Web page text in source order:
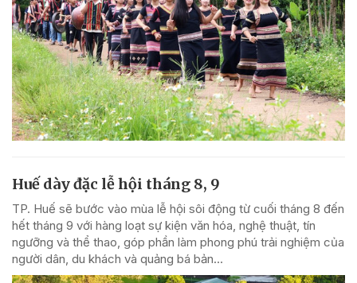
Huế dày đặc lễ hội tháng 8, 9
TP. Huế sẽ bước vào mùa lễ hội sôi động từ cuối tháng 8 đến
hết tháng 9 với hàng loạt sự kiện văn hóa, nghệ thuật, tín
ngưỡng và thể thao, góp phần làm phong phú trải nghiệm của
người dân, du khách và quảng bá bản...